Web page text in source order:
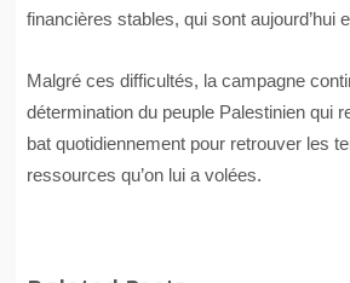
financières stables, qui sont aujourd’hui
Malgré ces difficultés, la campagne
détermination du peuple Palestinien qui
bat quotidiennement pour retrouver les
ressources qu’on lui a volées.